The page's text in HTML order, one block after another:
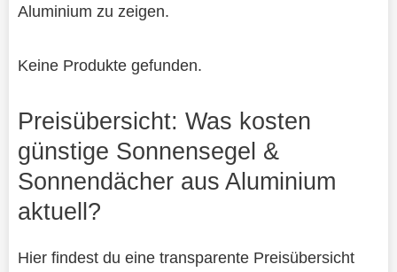
Aluminium zu zeigen.
Keine Produkte gefunden.
Preisübersicht: Was kosten
günstige Sonnensegel &
Sonnendächer aus Aluminium
aktuell?
Hier findest du eine transparente Preisübersicht